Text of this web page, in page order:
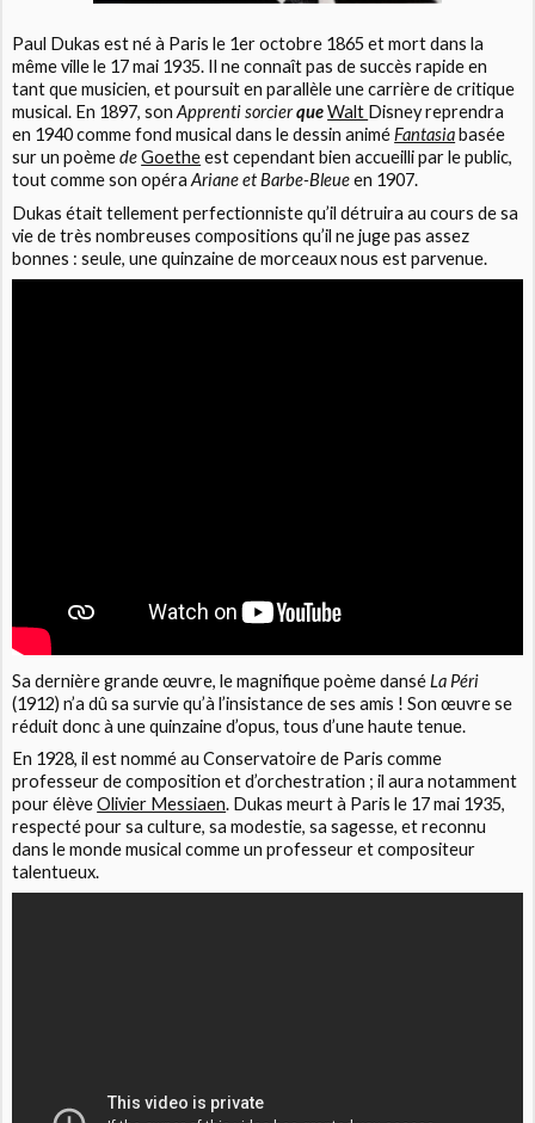
Paul Dukas est né à Paris le 1er octobre 1865 et mort dans la
même ville le 17 mai 1935. Il ne connaît pas de succès rapide en
tant que musicien, et poursuit en parallèle une carrière de critique
musical. En 1897, sonApprenti sorcierqueWalt Disney reprendra
en 1940 comme fond musical dans le dessin animéFantasiabasée
sur un poèmedeGoetheest cependant bien accueilli par le public,
tout comme son opéraAriane et Barbe-Bleueen 1907.
Dukas était tellement perfectionniste qu’il détruira au cours de sa
vie de très nombreuses compositions qu’il ne juge pas assez
bonnes : seule, une quinzaine de morceaux nous est parvenue.
Sa dernière grande œuvre, le magnifique poème danséLa Péri
(1912) n’a dû sa survie qu’à l’insistance de ses amis ! Son œuvre se
réduit donc à une quinzaine d’opus, tous d’une haute tenue.
En 1928, il est nommé au Conservatoire de Paris comme
professeur de composition et d’orchestration ; il aura notamment
pour élèveOlivier Messiaen. Dukas meurt à Paris le 17 mai 1935,
respecté pour sa culture, sa modestie, sa sagesse, et reconnu
dans le monde musical comme un professeur et compositeur
talentueux.